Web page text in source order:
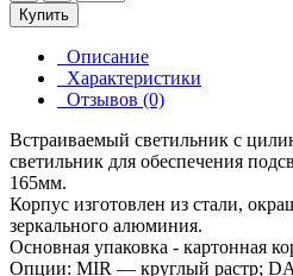
Купить
Описание
Характеристики
Отзывов (0)
Встраиваемый светильник с
светильник для обеспечения
165мм.
Корпус изготовлен из стали,
зеркального алюминия.
Основная упаковка - картонная
Опции: MIR — круглый растр;